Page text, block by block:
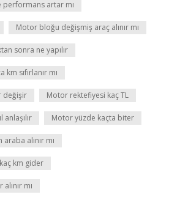
artar mı
Motor bloğu değişmiş araç alınır mı
sonra ne yapılır
sıfırlanır mı
değişir Motor rektefiyesi kaç TL
Motor yüzde kaçta biter
alınır mı
km gider
mı